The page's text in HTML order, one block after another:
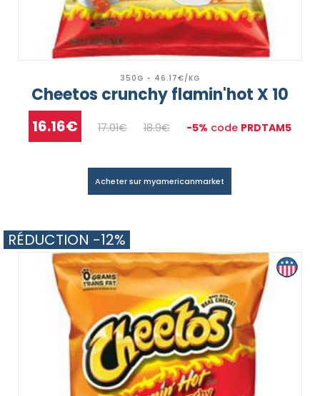
350G - 46.17€/KG
Cheetos crunchy flamin'hot X 10
16.16€ 17.01€ 18.9€ -5% code PRDTAM5
Acheter sur myamericanmarket
RÉDUCTION -12%